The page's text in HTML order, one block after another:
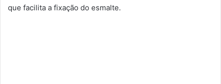
que facilita a fixação do esmalte.